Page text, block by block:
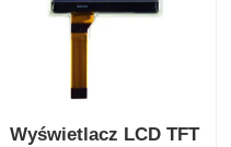
Wyświetlacz LCD TFT